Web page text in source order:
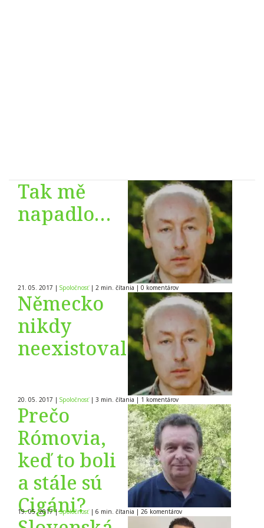
Tak mě
napadlo…
21. 05. 2017 | Spoločnosť | 2 min. čítania | 0 komentárov
Německo
nikdy
neexistovalo
20. 05. 2017 | Spoločnosť | 3 min. čítania | 1 komentárov
Prečo
Rómovia,
keď to boli
a stále sú
Cigáni?
19. 05. 2017| Spoločnosť | 6 min. čítania | 26 komentárov